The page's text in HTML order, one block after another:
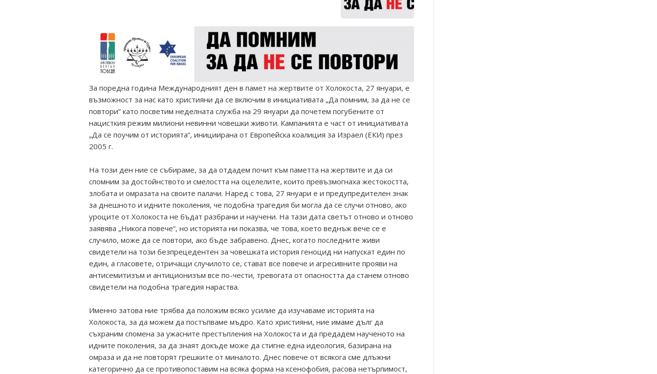
За поредна година Международният ден в памет на жертвите от Холокоста, 27 януари, е
възможност за нас като християни да се включим в инициативата „Да помним, за да не се
повтори” като посветим неделната служба на 29 януари да почетем погубените от
нацисткия режим милиони невинни човешки животи. Кампанията е част от инициативата
„Да се поучим от историята“, инициирана от Европейска коалиция за Израел (ЕКИ) през
2005 г.
На този ден ние се събираме, за да отдадем почит към паметта на жертвите и да си
спомним за достойнството и смелостта на оцелелите, които превъзмогнаха жестокостта,
злобата и омразата на своите палачи. Наред с това, 27 януари е и предупредителен знак
за днешното и идните поколения, че подобна трагедия би могла да се случи отново, ако
уроците от Холокоста не бъдат разбрани и научени. На тази дата светът отново и отново
заявява „Никога повече“, но историята ни показва, че това, което веднъж вече се е
случило, може да се повтори, ако бъде забравено. Днес, когато последните живи
свидетели на този безпрецедентен за човешката история геноцид ни напускат един по
един, а гласовете, отричащи случилото се, стават все повече и агресивните прояви на
антисемитизъм и антиционизъм все по-чести, тревогата от опасността да станем отново
свидетели на подобна трагедия нараства.
Именно затова ние трябва да положим всяко усилие да изучаваме историята на
Холокоста, за да можем да постъпваме мъдро. Като християни, ние имаме дълг да
съхраним спомена за ужасните престъпления на Холокоста и да предадем наученото на
идните поколения, за да знаят докъде може да стигне една идеология, базирана на
омраза и да не повторят грешките от миналото. Днес повече от всякога сме длъжни
категорично да се противопоставим на всяка форма на ксенофобия, расова нетърпимост,